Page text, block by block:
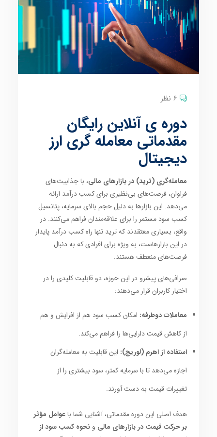
6 نظر
دوره ی آنلاین رایگان
مقدماتی معامله گری ارز
دیجیتال
معامله‌گری (ترید) در بازارهای مالی، با جذابیت‌های
فراوان، فرصت‌های بی‌نظیری برای کسب درآمد ارائه
می‌دهد. این بازارها به دلیل حجم بالای سرمایه، پتانسیل
کسب سود مستمر را برای علاقه‌مندان فراهم می‌کنند. در
واقع، بسیاری معتقدند که ترید تنها راه کسب درآمد پایدار
در این بازارهاست، به ویژه برای افرادی که به دنبال
فرصت‌های منعطف هستند.
صرافی‌های پیشرو در این حوزه، دو قابلیت کلیدی را در
اختیار کاربران قرار می‌دهند:
معاملات دوطرفه: امکان کسب سود هم از افزایش و هم
از کاهش قیمت دارایی‌ها را فراهم می‌کند.
استفاده از اهرم (لوریج): این قابلیت به معامله‌گران
اجازه می‌دهد تا با سرمایه کمتر، سود بیشتری را از
تغییرات قیمت به دست آورند.
هدف اصلی این دوره مقدماتی، آشنایی شما باعوامل مؤثر
بر حرکت قیمت در بازارهای مالی ونحوه کسب سود از